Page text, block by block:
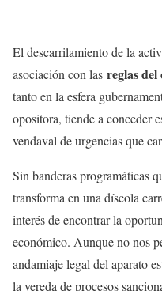
El descarrilamiento de la
asociación con las reglas del
tanto en la esfera
opositora, tiende a conceder
vendaval de urgencias que
Sin banderas programáticas
transforma en una díscola
interés de encontrar la
económico. Aunque no nos
andamiaje legal del aparato
la vereda de procesos